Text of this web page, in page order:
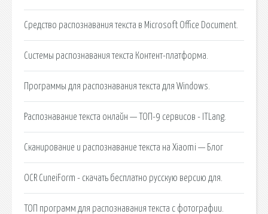
Средство распознавания текста в Microsoft Office Document.
Системы распознавания текста Контент-платформа.
Программы для распознавания текста для Windows.
Распознавание текста онлайн — ТОП-9 сервисов - ITLang.
Сканирование и распознавание текста на Xiaomi — Блог
OCR CuneiForm - скачать бесплатно русскую версию для.
ТОП программ для распознавания текста с фотографии.